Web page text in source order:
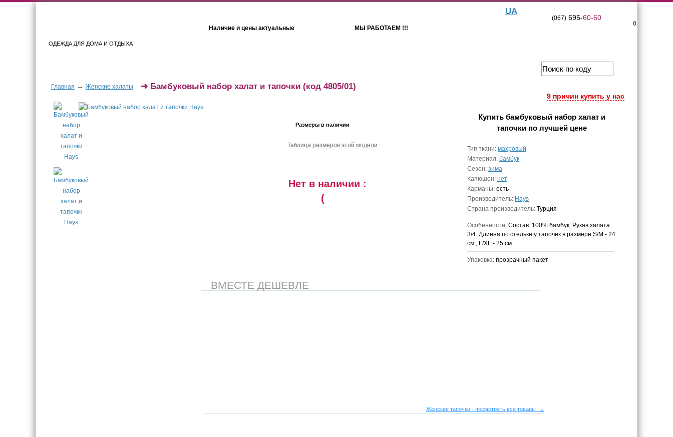
ОДЕЖДА ДЛЯ ДОМА И ОТДЫХА
Наличие и цены актуальные МЫ РАБОТАЕМ !!!
UA
0
(067)695-60-60
Главная → Женские халаты
9 причин купить у нас
➜ Бамбуковый набор халат и тапочки (код 4805/01)
Размеры в наличии
Таблица размеров этой модели
Нет в наличии :
(
Купить бамбуковый набор халат и
тапочки по лучшей цене
Тип ткани: махровый
Материал: бамбук
Сезон: зима
Капюшон: нет
Карманы: есть
Производитель: Hays
Страна производитель: Турция
Особенности: Состав: 100% бамбук. Рукав халата
3/4. Длинна по стельке у тапочек в размере S/M - 24
см., L/XL - 25 см.
Упаковка: прозрачный пакет
ВМЕСТЕ ДЕШЕВЛЕ
Женские тапочки - посмотреть все товары →